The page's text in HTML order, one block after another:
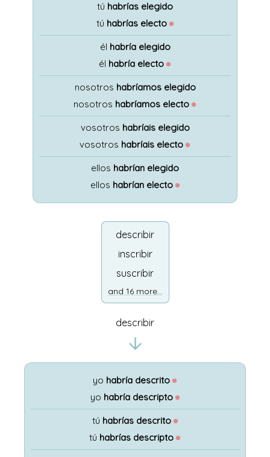
tú habrías elegido
tú habrías electo ●
él habría elegido
él habría electo ●
nosotros habríamos elegido
nosotros habríamos electo ●
vosotros habríais elegido
vosotros habríais electo ●
ellos habrían elegido
ellos habrían electo ●
describir
inscribir
suscribir
and 16 more...
describir
yo habría descrito ●
yo habría descripto ●
tú habrías descrito ●
tú habrías descripto ●